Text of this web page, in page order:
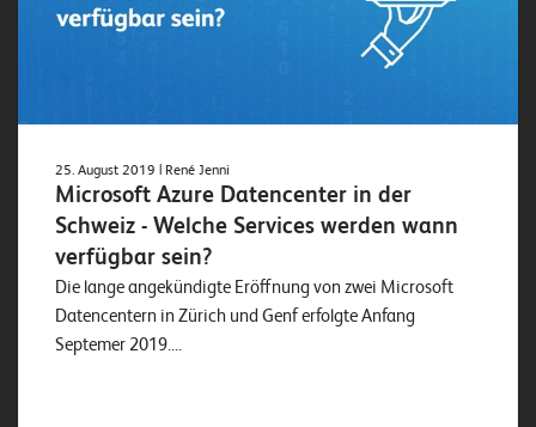
25. August 2019 | René Jenni
Microsoft Azure Datencenter in der
Schweiz - Welche Services werden wann
verfügbar sein?
Die lange angekündigte Eröffnung von zwei Microsoft
Datencentern in Zürich und Genf erfolgte Anfang
Septemer 2019....